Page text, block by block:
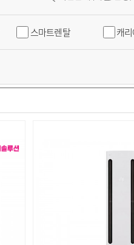
스마트렌탈 캐리